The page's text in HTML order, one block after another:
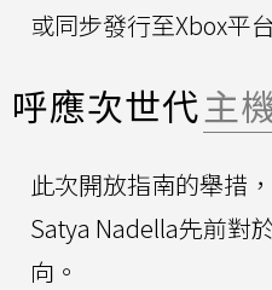
或同步發行至Xbox平
呼應次世代主
此次開放指南的舉措
Satya Nadella先前對
向。